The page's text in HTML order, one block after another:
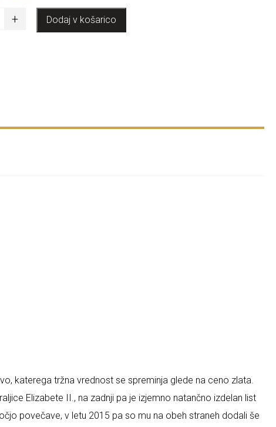
+ Dodaj v košarico
katerega tržna vrednost se spreminja glede na ceno zlata.
Elizabete II., na zadnji pa je izjemno natančno izdelan list
povečave, v letu 2015 pa so mu na obeh straneh dodali še